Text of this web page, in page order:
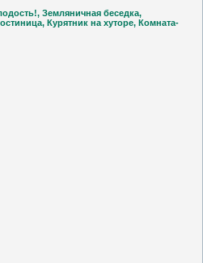
Земляничная беседка,
Курятник на хуторе, Комната-